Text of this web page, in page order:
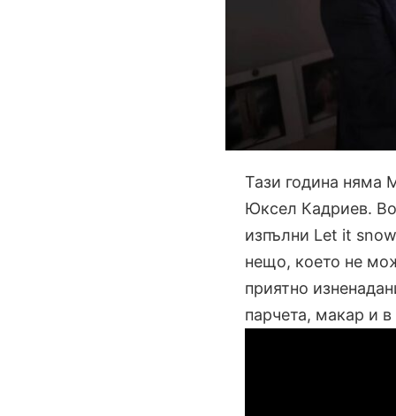
Тази година няма
Юксел Кадриев.
изпълни Let it
нещо, което не
приятно
парчета, макар и